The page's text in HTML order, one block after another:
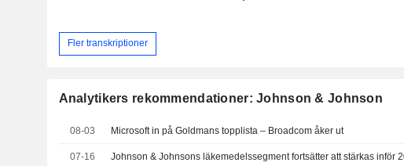
Fler transkriptioner
Analytikers rekommendationer: Johnson & Johnson
08-03 Microsoft in på Goldmans topplista – Broadcom åker ut
07-16